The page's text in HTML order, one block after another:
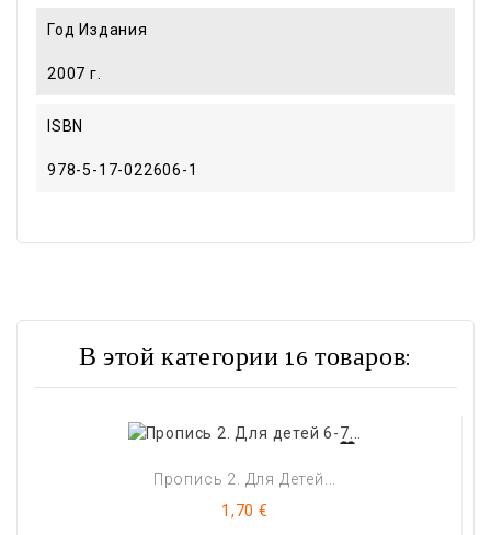
Год Издания
2007 г.
ISBN
978-5-17-022606-1
В этой категории 16 товаров:
Пропись 2. Для Детей...
Цена
1,70 €